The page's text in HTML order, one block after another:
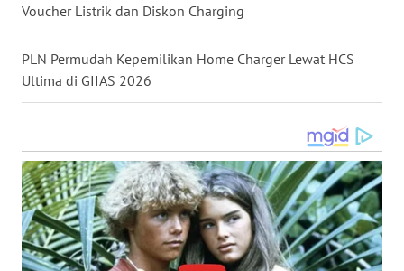
Voucher Listrik dan Diskon Charging
PLN Permudah Kepemilikan Home Charger Lewat HCS
Ultima di GIIAS 2026
WN
TAPANULI
WN DELI
SERDANG
WN
TEBING